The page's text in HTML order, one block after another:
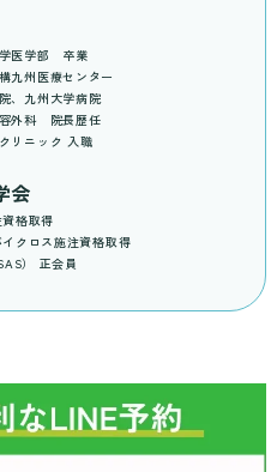
医学部 卒業
九州医療センター
、九州大学病院
外科 院長歴任
リニック 入職
会
格取得
クロス施注資格取得
） 正会員